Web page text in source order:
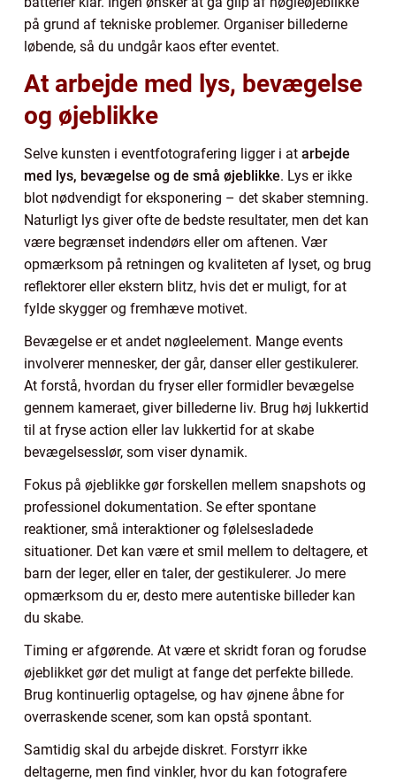
på grund af tekniske problemer. Organiser billederne
løbende, så du undgår kaos efter eventet.
At arbejde med lys, bevægelse
og øjeblikke
Selve kunsten i eventfotografering ligger i at arbejde
med lys, bevægelse og de små øjeblikke. Lys er ikke
blot nødvendigt for eksponering – det skaber stemning.
Naturligt lys giver ofte de bedste resultater, men det kan
være begrænset indendørs eller om aftenen. Vær
opmærksom på retningen og kvaliteten af lyset, og brug
reflektorer eller ekstern blitz, hvis det er muligt, for at
fylde skygger og fremhæve motivet.
Bevægelse er et andet nøgleelement. Mange events
involverer mennesker, der går, danser eller gestikulerer.
At forstå, hvordan du fryser eller formidler bevægelse
gennem kameraet, giver billederne liv. Brug høj lukkertid
til at fryse action eller lav lukkertid for at skabe
bevægelsesslør, som viser dynamik.
Fokus på øjeblikke gør forskellen mellem snapshots og
professionel dokumentation. Se efter spontane
reaktioner, små interaktioner og følelsesladede
situationer. Det kan være et smil mellem to deltagere, et
barn der leger, eller en taler, der gestikulerer. Jo mere
opmærksom du er, desto mere autentiske billeder kan
du skabe.
Timing er afgørende. At være et skridt foran og forudse
øjeblikket gør det muligt at fange det perfekte billede.
Brug kontinuerlig optagelse, og hav øjnene åbne for
overraskende scener, som kan opstå spontant.
Samtidig skal du arbejde diskret. Forstyrr ikke
deltagerne, men find vinkler, hvor du kan fotografere